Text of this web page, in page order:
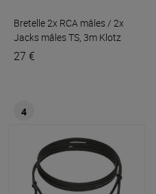
Bretelle 2x RCA mâles / 2x
Jacks mâles TS, 3m Klotz
27 €
4